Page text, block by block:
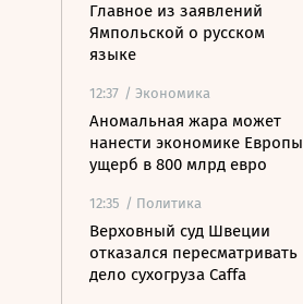
Главное из заявлений
Ямпольской о русском
языке
12:37 / Экономика
Аномальная жара может
нанести экономике Европы
ущерб в 800 млрд евро
12:35 / Политика
Верховный суд Швеции
отказался пересматривать
дело сухогруза Caffa